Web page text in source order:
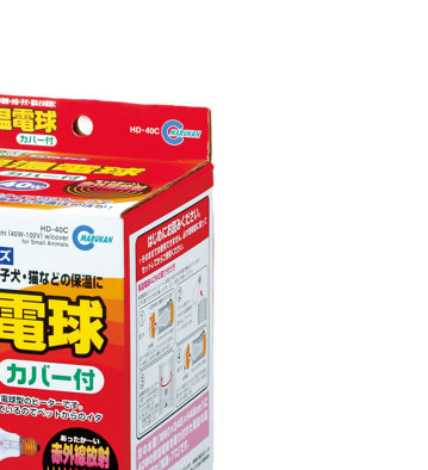
がもらえる超お得アプリ
か？勘定科目・仕訳・申告書記載方法
日本が残念な国になった理由です。国民は●●
想シナリオ検証してみた！ズボラ株投資
覧※YouTubeブログSNS共通
取り組むべき！ #shorts
らないための方法 #投資詐欺 #詐欺 #弁護士 #
をすぐに現金で受け取る方法